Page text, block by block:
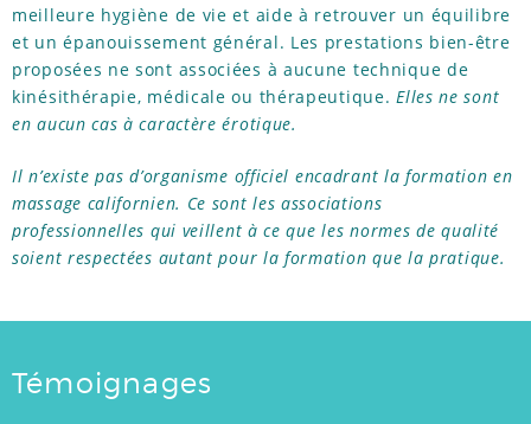
ACTUS
meilleure hygiène de vie et aide à retrouver un équilibre
et un épanouissement général. Les prestations bien-être
proposées ne sont associées à aucune technique de
kinésithérapie, médicale ou thérapeutique.Elles ne sont
en aucun cas à caractère érotique.
Il n’existe pas d’organisme officiel encadrant la formation en
massage californien. Ce sont les associations
professionnelles qui veillent à ce que les normes de qualité
soient respectées autant pour la formation que la pratique.
Témoignages